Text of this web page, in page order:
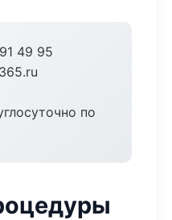
49 95
по